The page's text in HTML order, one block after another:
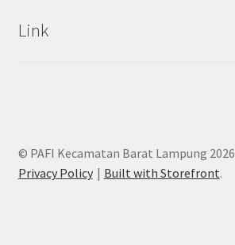
Link
© PAFI Kecamatan Barat Lampung 2026
Privacy Policy
Built with Storefront.